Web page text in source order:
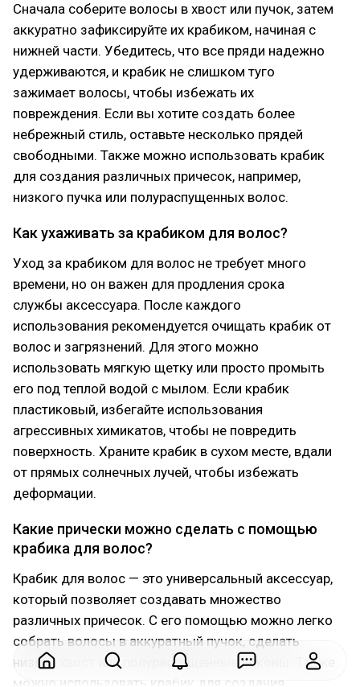
Сначала соберите волосы в хвост или пучок, затем
аккуратно зафиксируйте их крабиком, начиная с
нижней части. Убедитесь, что все пряди надежно
удерживаются, и крабик не слишком туго
зажимает волосы, чтобы избежать их
повреждения. Если вы хотите создать более
небрежный стиль, оставьте несколько прядей
свободными. Также можно использовать крабик
для создания различных причесок, например,
низкого пучка или полураспущенных волос.
Как ухаживать за крабиком для волос?
Уход за крабиком для волос не требует много
времени, но он важен для продления срока
службы аксессуара. После каждого
использования рекомендуется очищать крабик от
волос и загрязнений. Для этого можно
использовать мягкую щетку или просто промыть
его под теплой водой с мылом. Если крабик
пластиковый, избегайте использования
агрессивных химикатов, чтобы не повредить
поверхность. Храните крабик в сухом месте, вдали
от прямых солнечных лучей, чтобы избежать
деформации.
Какие прически можно сделать с помощью
крабика для волос?
Крабик для волос — это универсальный аксессуар,
который позволяет создавать множество
различных причесок. С его помощью можно легко
собрать волосы в аккуратный пучок, сделать
низкий хвост или полураспущенные локоны. Также
можно использовать крабик для создания